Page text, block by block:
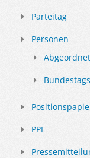
Parteitag
Personen
PPI